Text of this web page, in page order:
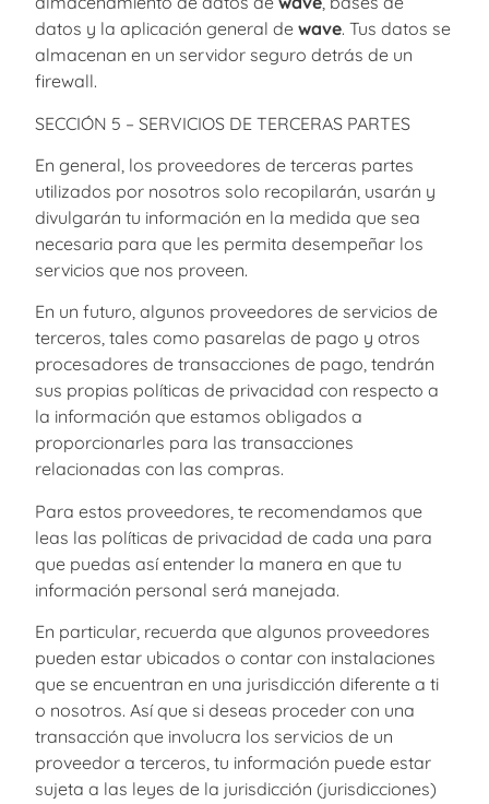
datos y la aplicación general dewave. Tus datos se
almacenan en un servidor seguro detrás de un
firewall.
SECCIÓN 5 – SERVICIOS DE TERCERAS PARTES
En general, los proveedores de terceras partes
utilizados por nosotros solo recopilarán, usarán y
divulgarán tu información en la medida que sea
necesaria para que les permita desempeñar los
servicios que nos proveen.
En un futuro, algunos proveedores de servicios de
terceros, tales como pasarelas de pago y otros
procesadores de transacciones de pago, tendrán
sus propias políticas de privacidad con respecto a
la información que estamos obligados a
proporcionarles para las transacciones
relacionadas con las compras.
Para estos proveedores, te recomendamos que
leas las políticas de privacidad de cada una para
que puedas así entender la manera en que tu
información personal será manejada.
En particular, recuerda que algunos proveedores
pueden estar ubicados o contar con instalaciones
que se encuentran en una jurisdicción diferente a ti
o nosotros. Así que si deseas proceder con una
transacción que involucra los servicios de un
proveedor a terceros, tu información puede estar
sujeta a las leyes de la jurisdicción (jurisdicciones)